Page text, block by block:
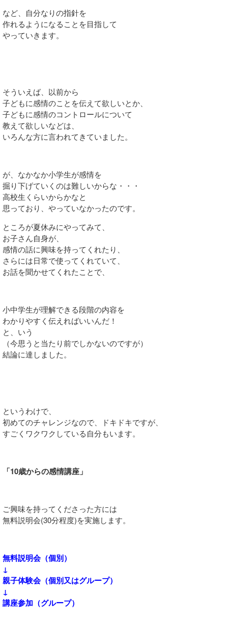
など、自分なりの指針を
作れるようになることを目指して
やっていきます。
そういえば、以前から
子どもに感情のことを伝えて欲しいとか、
子どもに感情のコントロールについて
教えて欲しいなどは、
いろんな方に言われてきていました。
が、なかなか小学生が感情を
掘り下げていくのは難しいからな・・・
高校生くらいからかなと
思っており、やっていなかったのです。
ところが夏休みにやってみて、
お子さん自身が、
感情の話に興味を持ってくれたり、
さらには日常で使ってくれていて、
お話を聞かせてくれたことで、
小中学生が理解できる段階の内容を
わかりやすく伝えればいいんだ！
と、いう
（今思うと当たり前でしかないのですが）
結論に達しました。
というわけで、
初めてのチャレンジなので、ドキドキですが、
すごくワクワクしている自分もいます。
「10歳からの感情講座」
ご興味を持ってくださった方には
無料説明会(30分程度)を実施します。
無料説明会（個別）
↓
親子体験会（個別又はグループ）
↓
講座参加（グループ）